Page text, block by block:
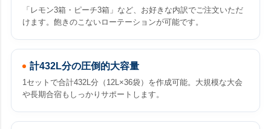
「レモン3箱・ピーチ3箱」など、お好きな内訳でご注文いただ
けます。飽きのこないローテーションが可能です。
計432L分の圧倒的大容量
1セットで合計432L分（12L×36袋）を作成可能。大規模な大会
や長期合宿もしっかりサポートします。